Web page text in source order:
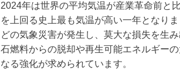
2024年は世界の平均気温が産業革命前と
を上回る史上最も気温が高い一年となり
どの気象災害が発生し、莫大な損失を生
石燃料からの脱却や再生可能エネルギー
なる強化が求められています。